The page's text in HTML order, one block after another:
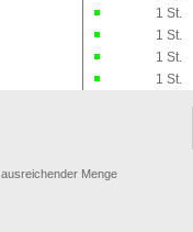
1 St.
1 St.
1 St.
1 St.
Menge